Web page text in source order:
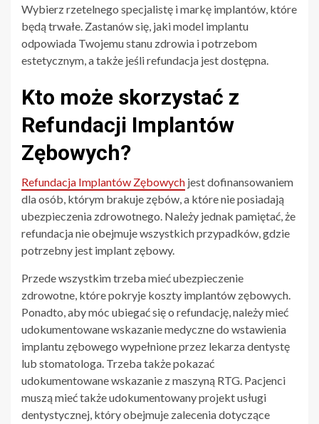
Wybierz rzetelnego specjalistę i markę implantów, które
będą trwałe. Zastanów się, jaki model implantu
odpowiada Twojemu stanu zdrowia i potrzebom
estetycznym, a także jeśli refundacja jest dostępna.
Kto może skorzystać z
Refundacji Implantów
Zębowych?
Refundacja Implantów Zębowych jest dofinansowaniem
dla osób, którym brakuje zębów, a które nie posiadają
ubezpieczenia zdrowotnego. Należy jednak pamiętać, że
refundacja nie obejmuje wszystkich przypadków, gdzie
potrzebny jest implant zębowy.
Przede wszystkim trzeba mieć ubezpieczenie
zdrowotne, które pokryje koszty implantów zębowych.
Ponadto, aby móc ubiegać się o refundację, należy mieć
udokumentowane wskazanie medyczne do wstawienia
implantu zębowego wypełnione przez lekarza dentystę
lub stomatologa. Trzeba także pokazać
udokumentowane wskazanie z maszyną RTG. Pacjenci
muszą mieć także udokumentowany projekt usługi
dentystycznej, który obejmuje zalecenia dotyczące